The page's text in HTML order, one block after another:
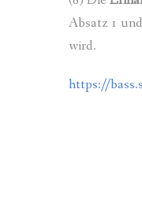
Absatz 1
wird.
https://